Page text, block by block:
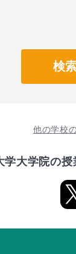
検
他の学校
学大学院の